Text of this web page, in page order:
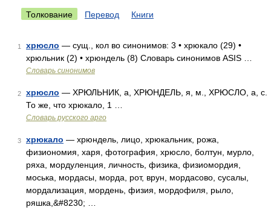
Толкование Перевод Книги
1 хрюсло — сущ., кол во синонимов: 3 • хрюкало (29) •
хрюльник (2) • хрюндель (8) Словарь синонимов ASIS …
Словарь синонимов
2 хрюсло — ХРЮЛЬНИК, а, ХРЮНДЕЛЬ, я, м., ХРЮСЛО, а, с.
То же, что хрюкало, 1 …
Словарь русского арго
3 хрюкало — хрюндель, лицо, хрюкальник, рожа,
физиономия, харя, фотография, хрюсло, болтун, мурло,
ряха, мордуленция, личность, физика, физиомордия,
моська, мордасы, морда, рот, врун, мордасово, сусалы,
мордализация, мордень, физия, мордофиля, рыло,
ряшка,&#8230; …